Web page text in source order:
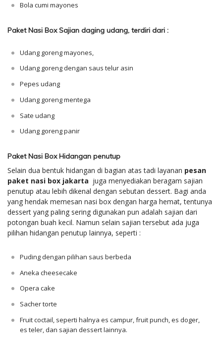
Bola cumi mayones
Paket Nasi Box Sajian daging udang, terdiri dari :
Udang goreng mayones,
Udang goreng dengan saus telur asin
Pepes udang
Udang goreng mentega
Sate udang
Udang goreng panir
Paket Nasi Box Hidangan penutup
Selain dua bentuk hidangan di bagian atas tadi layanan pesan
paket nasi box jakarta juga menyediakan beragam sajian
penutup atau lebih dikenal dengan sebutan dessert. Bagi anda
yang hendak memesan nasi box dengan harga hemat, tentunya
dessert yang paling sering digunakan pun adalah sajian dari
potongan buah kecil. Namun selain sajian tersebut ada juga
pilihan hidangan penutup lainnya, seperti :
Puding dengan pilihan saus berbeda
Aneka cheesecake
Opera cake
Sacher torte
Fruit coctail, seperti halnya es campur, fruit punch, es doger,
es teler, dan sajian dessert lainnya.